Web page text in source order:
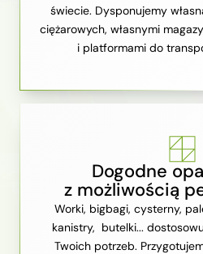
świecie. Dysponujemy
ciężarowych, własnymi
i platformami do
Dogodne
z możliwością
Worki, bigbagi, cysterny,
kanistry, butelki...
Twoich potrzeb.